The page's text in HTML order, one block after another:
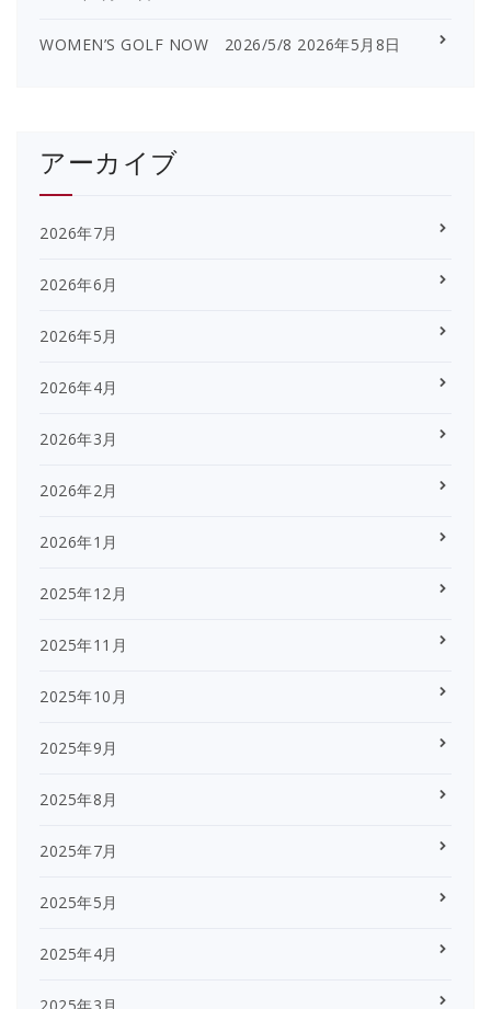
WOMEN’S GOLF NOW 2026/5/8 2026年5月8日
アーカイブ
2026年7月
2026年6月
2026年5月
2026年4月
2026年3月
2026年2月
2026年1月
2025年12月
2025年11月
2025年10月
2025年9月
2025年8月
2025年7月
2025年5月
2025年4月
2025年3月